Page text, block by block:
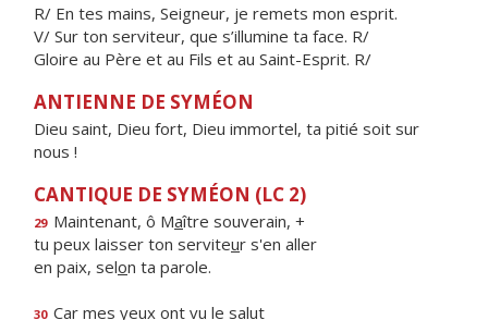
R/ En tes mains, Seigneur, je remets mon esprit.
V/ Sur ton serviteur, que s’illumine ta face. R/
Gloire au Père et au Fils et au Saint-Esprit. R/
ANTIENNE DE SYMÉON
Dieu saint, Dieu fort, Dieu immortel, ta pitié soit sur
nous !
CANTIQUE DE SYMÉON (LC 2)
29 Maintenant, ô Maître souverain, +
tu peux laisser ton serviteur s'en aller
en paix, selon ta parole.
30 Car mes yeux ont vu le salut